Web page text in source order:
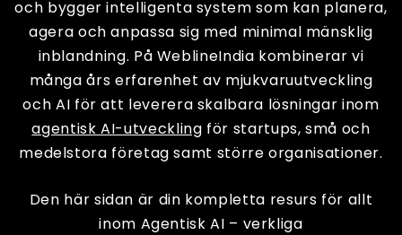
och bygger intelligenta system som kan planera,
agera och anpassa sig med minimal mänsklig
inblandning. På WeblineIndia kombinerar vi
många års erfarenhet av mjukvaruutveckling
och AI för att leverera skalbara lösningar inom
agentisk AI-utveckling för startups, små och
medelstora företag samt större organisationer.
Den här sidan är din kompletta resurs för allt
inom Agentisk AI – verkliga